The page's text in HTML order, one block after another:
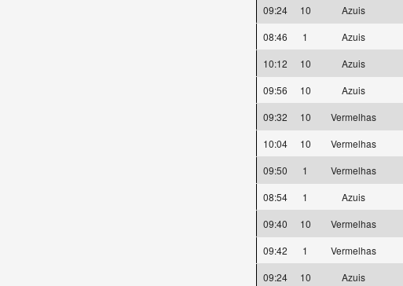
09:24
10 Azuis
08:46
1 Azuis
10:12
10 Azuis
09:56
10 Azuis
09:32
10 Vermelhas
10:04
10 Vermelhas
09:50
1 Vermelhas
08:54
1 Azuis
09:40
10 Vermelhas
09:42
1 Vermelhas
09:24
10 Azuis